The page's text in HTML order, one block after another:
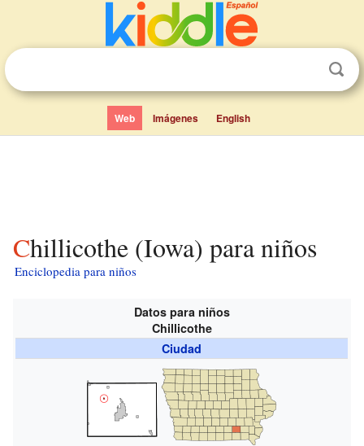
Web Imágenes English
Chillicothe (Iowa) para niños
Enciclopedia para niños
Datos para niños
Chillicothe
Ciudad